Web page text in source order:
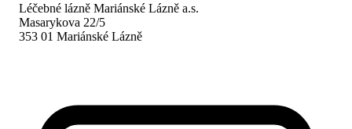
Léčebné lázně Mariánské Lázně a.s.
Masarykova 22/5
353 01 Mariánské Lázně